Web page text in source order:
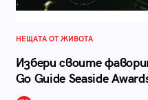
НЕЩАТА ОТ ЖИВОТА
Избери своите
Go Guide Seaside